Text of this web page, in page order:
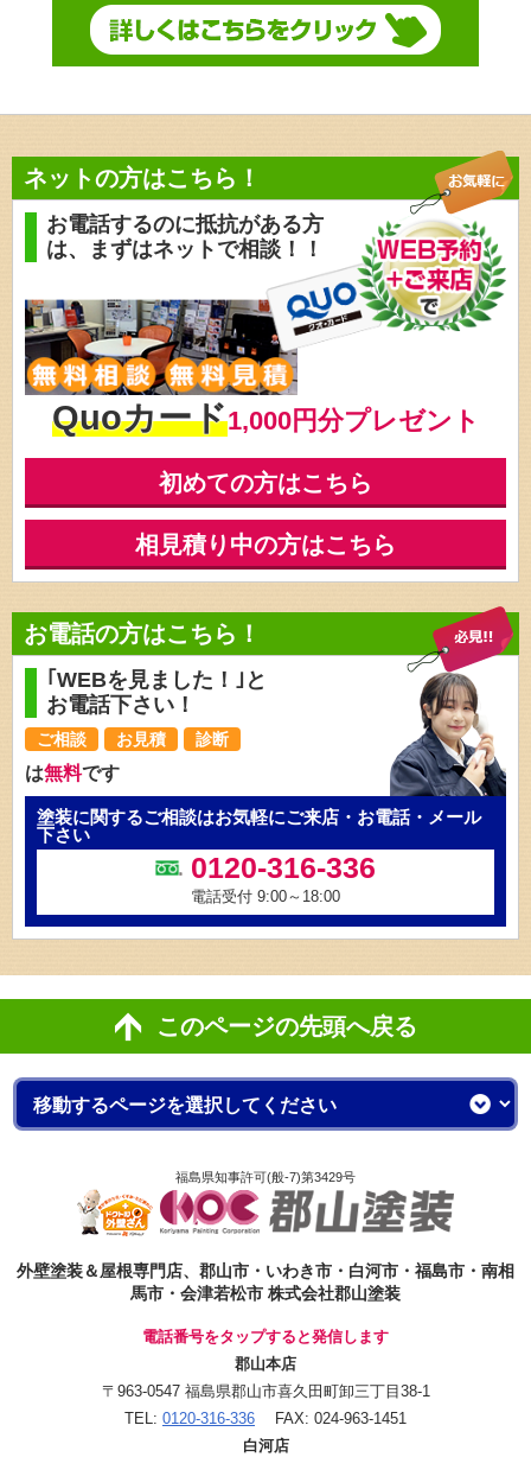
ネットの方はこちら！
お電話するのに抵抗がある方
は、
まずはネットで相談！！
Quoカード1,000円分プレゼント
初めての方はこちら
相見積り中の方はこちら
お電話の方はこちら！
｢WEBを見ました！｣と
お電話下さい！
ご相談 お見積 診断
は無料です
塗装に関するご相談はお気軽にご来店・お電話・メール
下さい
0120-316-336
電話受付 9:00～18:00
このページの先頭へ戻る
福島県知事許可(般-7)第3429号
外壁塗装＆屋根専門店、郡山市・いわき市・白河市・福島市・南相
馬市・会津若松市 株式会社郡山塗装
電話番号をタップすると発信します
郡山本店
〒963-0547 福島県郡山市喜久田町卸三丁目38-1
TEL: 0120-316-336 FAX: 024-963-1451
白河店